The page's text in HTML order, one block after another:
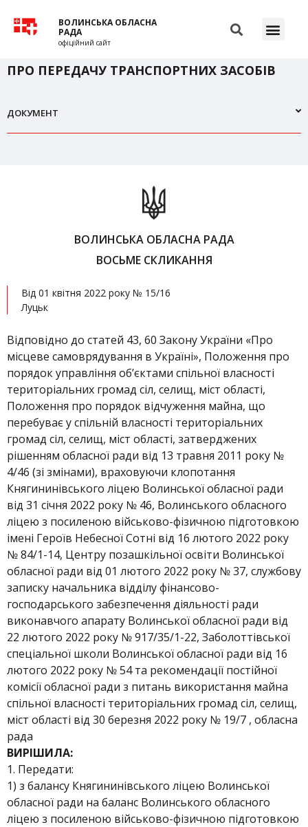
ВОЛИНСЬКА ОБЛАСНА
РАДА
офіційний сайт
ПРО ПЕРЕДАЧУ ТРАНСПОРТНИХ ЗАСОБІВ
ДОКУМЕНТ
ВОЛИНСЬКА ОБЛАСНА РАДА
ВОСЬМЕ СКЛИКАННЯ
Від 01 квітня 2022 року № 15/16
Луцьк
Відповідно до статей 43, 60 Закону України «Про
місцеве самоврядування в Україні», Положення про
порядок управління об’єктами спільної власності
територіальних громад сіл, селищ, міст області,
Положення про порядок відчуження майна, що
перебуває у спільній власності територіальних
громад сіл, селищ, міст області, затверджених
рішенням обласної ради від 13 травня 2011 року №
4/46 (зі змінами), враховуючи клопотання
Княгининівського ліцею Волинської обласної ради
від 31 січня 2022 року № 46, Волинського обласного
ліцею з посиленою військово-фізичною підготовкою
імені Героїв Небесної Сотні від 16 лютого 2022 року
№ 84/1-14, Центру позашкільної освіти Волинської
обласної ради від 01 лютого 2022 року № 37, службову
записку начальника відділу фінансово-
господарського забезпечення діяльності ради
виконавчого апарату Волинської обласної ради від
22 лютого 2022 року № 917/35/1-22, Заболоттівської
спеціальної школи Волинської обласної ради від 16
лютого 2022 року № 54 та рекомендації постійної
комісії обласної ради з питань використання майна
спільної власності територіальних громад сіл, селищ,
міст області від 30 березня 2022 року № 19/7 , обласна
рада
ВИРІШИЛА:
1. Передати:
1) з балансу Княгининівського ліцею Волинської
обласної ради на баланс Волинського обласного
ліцею з посиленою військово-фізичною підготовкою